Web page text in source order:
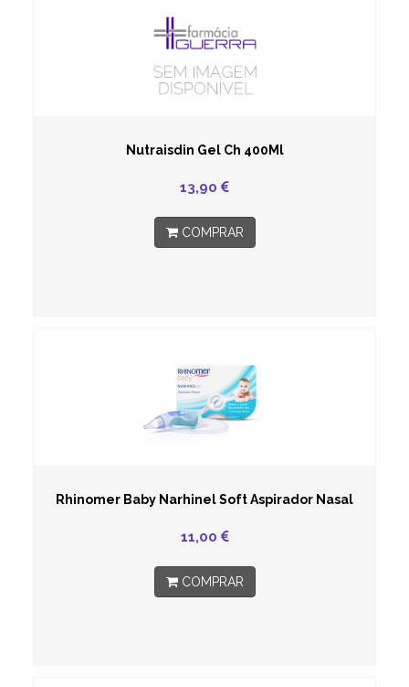
Nutraisdin Gel Ch 400Ml
13,90
COMPRAR
Rhinomer Baby Narhinel Soft Aspirador Nasal
11,00
COMPRAR